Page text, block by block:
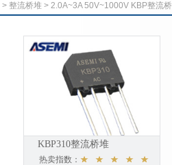
> 整流桥堆 > 2.0A~3A 50V~1000V KBP整流桥
KBP310整流桥堆
热卖指数：